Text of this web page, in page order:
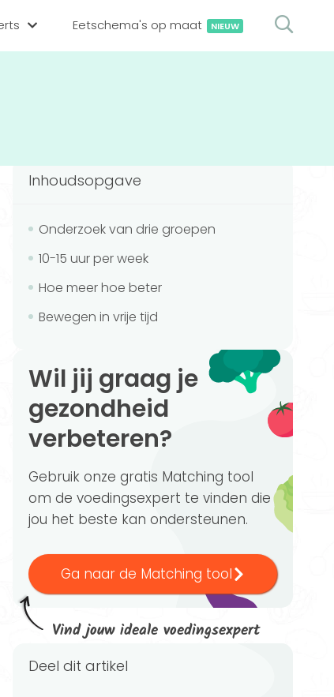
Eetschema's op maat NIEUW
Inhoudsopgave
Onderzoek van drie groepen
10-15 uur per week
Hoe meer hoe beter
Bewegen in vrije tijd
Wil jij graag je
gezondheid
verbeteren?
Gebruik onze gratis Matching tool
om de voedingsexpert te vinden die
jou het beste kan ondersteunen.
Ga naar de Matching tool
Vind jouw ideale voedingsexpert
Deel dit artikel